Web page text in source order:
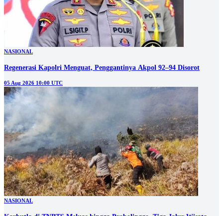
NASIONAL
Regenerasi Kapolri Menguat, Penggantinya Akpol 92–94 Disorot
05 Aug 2026 10:00 UTC
NASIONAL